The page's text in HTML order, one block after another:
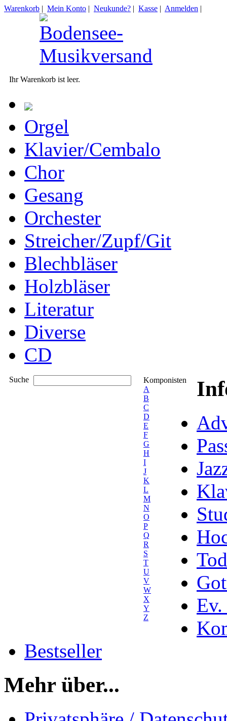
Warenkorb | Mein Konto | Neukunde? | Kasse | Anmelden |
Ihr Warenkorb ist leer.
Orgel
Klavier/Cembalo
Chor
Gesang
Orchester
Streicher/Zupf/Git
Blechbläser
Holzbläser
Literatur
Diverse
CD
Suche
Komponisten
A
B
C
D
E
F
G
H
I
J
K
L
M
N
O
P
Q
R
S
T
U
V
W
X
Y
Z
Ev.
Bestseller
Mehr über...